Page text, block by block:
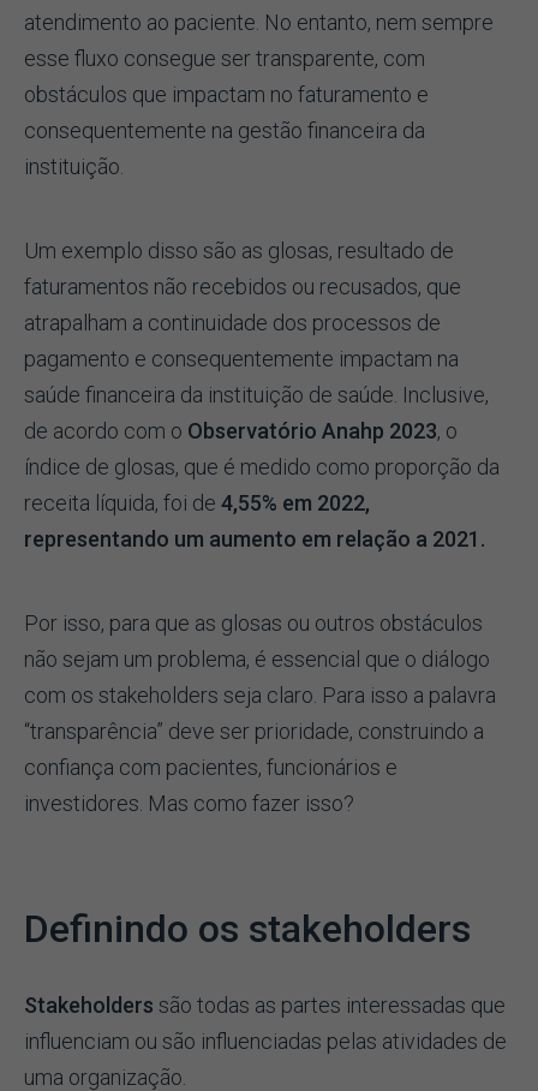
atendimento ao paciente. No entanto, nem sempre
esse fluxo consegue ser transparente, com
obstáculos que impactam no faturamento e
consequentemente na gestão financeira da
instituição.
Um exemplo disso são as glosas, resultado de
faturamentos não recebidos ou recusados, que
atrapalham a continuidade dos processos de
pagamento e consequentemente impactam na
saúde financeira da instituição de saúde. Inclusive,
de acordo com o Observatório Anahp 2023, o
índice de glosas, que é medido como proporção da
receita líquida, foi de 4,55% em 2022,
representando um aumento em relação a 2021.
Por isso, para que as glosas ou outros obstáculos
não sejam um problema, é essencial que o diálogo
com os stakeholders seja claro. Para isso a palavra
“transparência” deve ser prioridade, construindo a
confiança com pacientes, funcionários e
investidores. Mas como fazer isso?
Definindo os stakeholders
Stakeholders são todas as partes interessadas que
influenciam ou são influenciadas pelas atividades de
uma organização.